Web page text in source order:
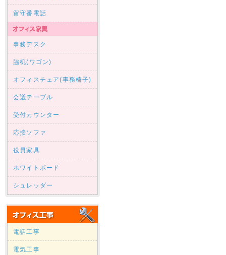
留守番電話
事務デスク
脇机(ワゴン)
オフィスチェア(事務椅子)
会議テーブル
受付カウンター
応接ソファ
役員家具
ホワイトボード
シュレッダー
電話工事
電気工事